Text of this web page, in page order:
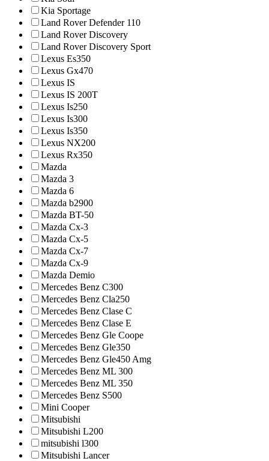
Kia Sportage
Land Rover Defender 110
Land Rover Discovery
Land Rover Discovery Sport
Lexus Es350
Lexus Gx470
Lexus IS
Lexus IS 200T
Lexus Is250
Lexus Is300
Lexus Is350
Lexus NX200
Lexus Rx350
Mazda
Mazda 3
Mazda 6
Mazda b2900
Mazda BT-50
Mazda Cx-3
Mazda Cx-5
Mazda Cx-7
Mazda Cx-9
Mazda Demio
Mercedes Benz C300
Mercedes Benz Cla250
Mercedes Benz Clase C
Mercedes Benz Clase E
Mercedes Benz Gle Coope
Mercedes Benz Gle350
Mercedes Benz Gle450 Amg
Mercedes Benz ML 300
Mercedes Benz ML 350
Mercedes Benz S500
Mini Cooper
Mitsubishi
Mitsubishi L200
mitsubishi l300
Mitsubishi Lancer